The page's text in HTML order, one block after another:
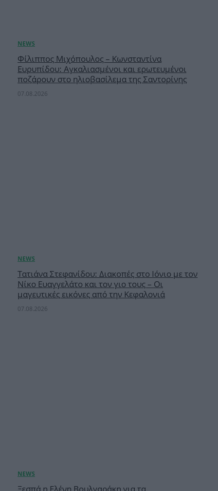
Φίλιππος Μιχόπουλος – Κωνσταντίνα
Ευρυπίδου: Αγκαλιασμένοι και ερωτευμένοι
ποζάρουν στο ηλιοβασίλεμα της Σαντορίνης
07.08.2026
Τατιάνα Στεφανίδου: Διακοπές στο Ιόνιο με τον
Νίκο Ευαγγελάτο και τον γιο τους – Οι
μαγευτικές εικόνες από την Κεφαλονιά
07.08.2026
Ξεσπά η Ελένη Βουλγαράκη για τα